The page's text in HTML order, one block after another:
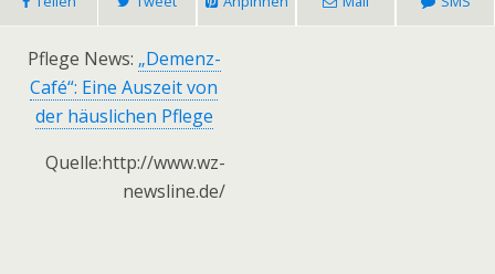
Pflege News: „Demenz-
Café“: Eine Auszeit von
der häuslichen Pflege
Quelle:http://www.wz-
newsline.de/